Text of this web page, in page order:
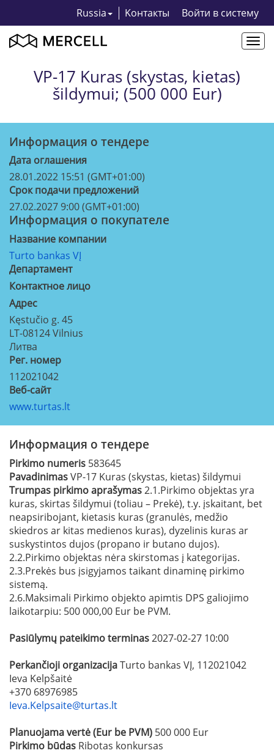
Russia Kонтакты Bойти в систему
VP-17 Kuras (skystas, kietas)
šildymui; (500 000 Eur)
Информация о тендерe
Дата оглашения
28.01.2022 15:51 (GMT+01:00)
Срок подачи предложений
27.02.2027 9:00 (GMT+01:00)
Информация о покупателе
Название компании
Turto bankas VĮ
Департамент
Контактное лицо
Aдрес
Kęstučio g. 45
LT-08124Vilnius
Литва
Рег. номер
112021042
Веб-сайт
www.turtas.lt
Информация о тендере
Pirkimo numeris 583645
PavadinimasVP-17 Kuras (skystas, kietas) šildymui
Trumpas pirkimo aprašymas2.1.Pirkimo objektas yra
kuras, skirtas šildymui (toliau – Prekė), t.y. įskaitant, bet
neapsiribojant, kietasis kuras (granulės, medžio
skiedros ar kitas medienos kuras), dyzelinis kuras ar
suskystintos dujos (propano ir butano dujos).
2.2.Pirkimo objektas nėra skirstomas į kategorijas.
2.3.Prekės bus įsigyjamos taikant dinaminę pirkimo
sistemą.
2.6.Maksimali Pirkimo objekto apimtis DPS galiojimo
laikotarpiu: 500 000,00 Eur be PVM.
Pasiūlymų pateikimo terminas2027-02-27 10:00
Perkančioji organizacijaTurto bankas VĮ, 112021042
Ieva Kelpšaitė
+370 68976985
Ieva.Kelpsaite@turtas.lt
Planuojama vertė (Eur be PVM) 500 000 Eur
Pirkimo būdas Ribotas konkursas